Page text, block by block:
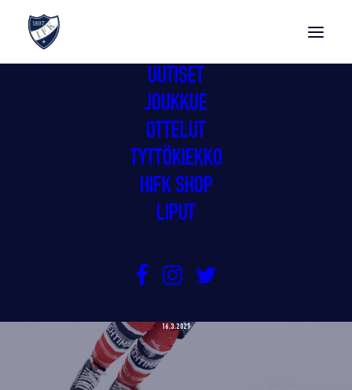
UUTISET
JOUKKUE
OTTELUT
TYTTÖKIEKKO
HIFK SHOP
LIPUT
PEJZLOVA ELÄÄ UNELMAANSA
16.3.2021